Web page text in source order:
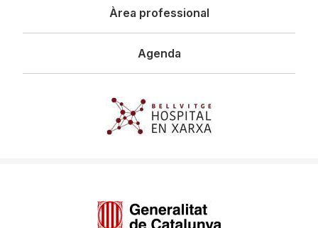
Àrea professional
Agenda